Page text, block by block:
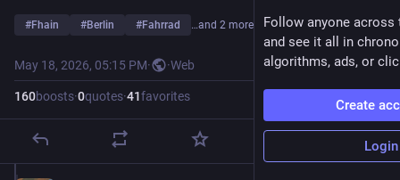
#Fhain #Berlin #Fahrrad …and 2 more
May 18, 2026, 05:15 PM· ·Web
160boosts·0quotes·41favorites
Follow anyone across
and see it all in
algorithms, ads, or
Create
Login